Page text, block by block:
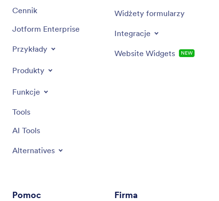
Cennik
Jotform Enterprise
Przykłady
Produkty
Funkcje
Tools
AI Tools
Alternatives
Widżety formularzy
Integracje
Website Widgets NEW
Pomoc Firma